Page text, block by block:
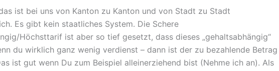
ist bei uns von Kanton zu Kanton und von Stadt zu Stadt
Es gibt kein staatliches System. Die Schere
Höchsttarif ist aber so tief gesetzt, dass dieses „gehaltsabhängig“
du wirklich ganz wenig verdienst – dann ist der zu bezahlende Betrag
ist gut wenn Du zum Beispiel alleinerziehend bist (Nehme ich an). Als